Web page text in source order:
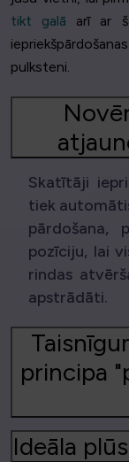
tikt galā arī ar
pulksteni.
Skatītāji
tiek
pārdošana,
pozīciju, lai
rindas
apstrādāti.
principa
Ideāla